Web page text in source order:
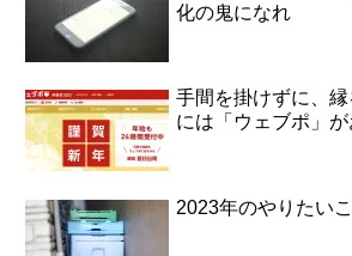
化の鬼になれ
手間を掛けずに、
には「ウェブポ」が
2023年のやりたい